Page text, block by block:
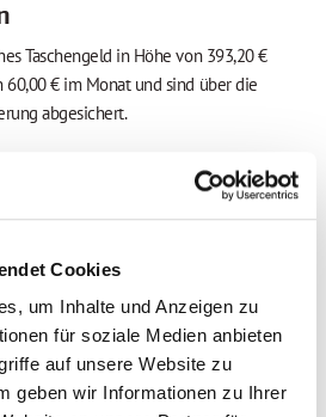
Cookies
um Inhalte und Anzeigen zu
für soziale Medien anbieten
auf unsere Website zu
geben wir Informationen zu Ihrer
Taschengeld in Höhe von 393,20 €
€ im Monat und sind über die
abgesichert.
(BFD)
Freiwilliges Soziales Jahr